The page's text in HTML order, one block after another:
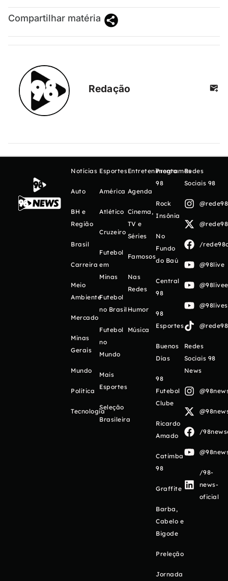
Compartilhar matéria
Redação
Notícias
Auto
BH e
Região
Brasil
Carreira
Meio
Ambiente
Mercado
Minas
Gerais
Mundo
Política
Tecnologia
Esportes
América
Atlético
Cruzeiro
Futebol
em
Minas
Futebol
no Brasil
Futebol
no
Mundo
Mais
Esportes
Seleção
Brasileira
Entretenimento
Agenda
Cinema,
TV e
Séries
Famosos
Nas
Redes
Humor
Música
Programas
98
Rock
Insônia
No
Fundo
do Baú
Central
98
98
Esportes
Buenos
Días
98
Futebol
Clube
Ricardo
Amado
Catimba
98
Graffite
Barba,
Cabelo e
Bigode
Preleção
Jornada
Redes
Sociais 98
/
@98live
Redes
Sociais 98
News
/
/98-
news-
oficial